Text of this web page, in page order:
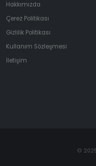
Hakkımızda
Çerez Politikası
Gizlilik Politikası
Kullanım Sözleşmesi
İletişim
©